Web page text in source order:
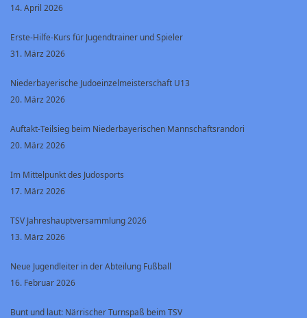
14. April 2026
Erste-Hilfe-Kurs für Jugendtrainer und Spieler
31. März 2026
Niederbayerische Judoeinzelmeisterschaft U13
20. März 2026
Auftakt-Teilsieg beim Niederbayerischen Mannschaftsrandori
20. März 2026
Im Mittelpunkt des Judosports
17. März 2026
TSV Jahreshauptversammlung 2026
13. März 2026
Neue Jugendleiter in der Abteilung Fußball
16. Februar 2026
Bunt und laut: Närrischer Turnspaß beim TSV